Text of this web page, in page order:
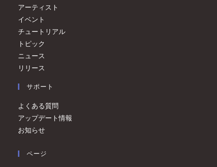
アーティスト
イベント
チュートリアル
トピック
ニュース
リリース
サポート
よくある質問
アップデート情報
お知らせ
ページ